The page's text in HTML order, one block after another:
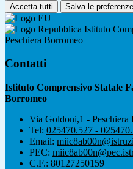
Accetta tutti Salva le preferenze
Istituto
Peschiera Borromeo
Contatti
Istituto Comprensivo Statale
Borromeo
Via Goldoni,1 - Peschiera
Tel: 025470.527 -
Email:
PEC:
C.F.: 80127250159